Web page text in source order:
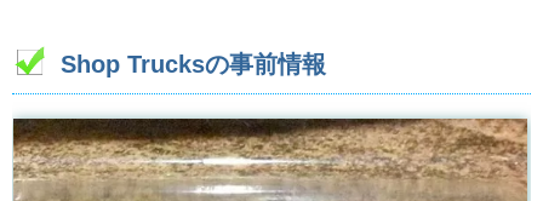
Shop Trucksの事前情報